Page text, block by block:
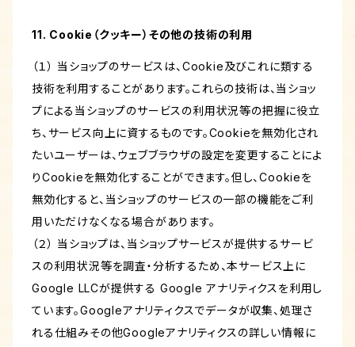
11. Cookie（クッキー）その他の技術の利用
（１） 当ショップのサービスは、Cookie及びこれに類する
技術を利用することがあります。これらの技術は、当ショッ
プによる当ショップのサービスの利用状況等の把握に役立
ち、サービス向上に資するものです。Cookieを無効化され
たいユーザーは、ウェブブラウザの設定を変更することによ
りCookieを無効化することができます。但し、Cookieを
無効化すると、当ショップのサービスの一部の機能をご利
用いただけなくなる場合があります。
（２） 当ショップは、当ショップサービスが提供するサービ
スの利用状況等を調査・分析するため、本サービス上に
Google LLCが提供する Google アナリティクスを利用し
ています。Googleアナリティクスでデータが収集、処理さ
れる仕組みその他Googleアナリティクスの詳しい情報に